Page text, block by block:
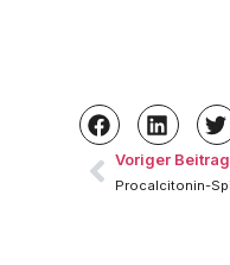
Voriger Beitrag